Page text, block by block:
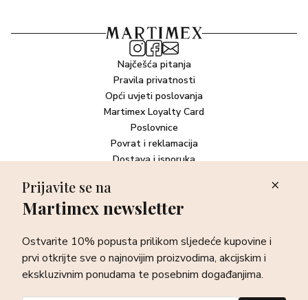
Najčešća pitanja
Pravila privatnosti
Opći uvjeti poslovanja
Martimex Loyalty Card
Poslovnice
Povrat i reklamacija
Dostava i isporuka
Newsletter
sve o najnovijim proizvodima, akcijskim i ekskluzivnim
ponudama te posebnim događanjima.
Prijava
Prijavite se na
Martimex newsletter
Ostvarite 10% popusta prilikom sljedeće kupovine i
prvi otkrijte sve o najnovijim proizvodima, akcijskim i
ekskluzivnim ponudama te posebnim događanjima.